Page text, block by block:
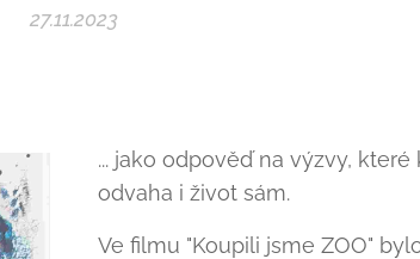
27.11.2023
... jako odpověď na výzvy,
odvaha i život sám.
Ve filmu "Koupili jsme ZOO"